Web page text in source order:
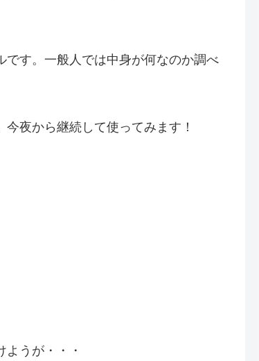
です。一般人では中身が何なのか調べ
夜から継続して使ってみます！
うが・・・